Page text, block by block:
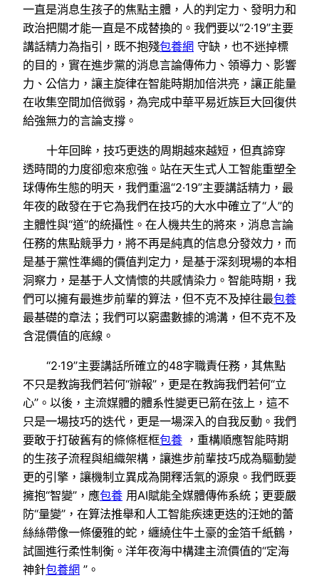
一直是消息生孩子的焦點主體，人的判定力、發明力和
政治把關才能一直是不成替換的。我們要以“2·19”主要
講話精力為指引，既不抱殘包養網 守缺，也不迷掉標
的目的，實在進步黨的消息言論傳佈力、領導力、影響
力、公信力，讓主旋律在智能時期加倍洪亮，讓正能量
在收集空間加倍微弱，為完成中華平易近族巨大回復供
給強無力的言論支撐。
十年回眸，技巧更迭的周期越來越短，但真諦穿
透時間的力度卻愈來愈強。站在天生式人工智能重塑全
球傳佈生態的明天，我們重溫“2·19”主要講話精力，最
年夜的啟發在于它為我們在技巧的大水中確立了“人”的
主體性與“道”的統攝性。在人機共生的將來，消息言論
任務的焦點競爭力，將不再是純真的信息分發效力，而
是基于黨性準繩的價值判定力，是基于深刻現場的本相
洞察力，是基于人文情懷的共感情染力。智能時期，我
們可以擁有最進步前輩的算法，但不克不及掉往最包養
最基礎的章法；我們可以窮盡數據的鴻溝，但不克不及
含混價值的底線。
“2·19”主要講話所確立的48字職責任務，其焦點
不只是教誨我們若何“辦報”，更是在教誨我們若何“立
心”。以後，主流媒體的體系性變更已箭在弦上，這不
只是一場技巧的迭代，更是一場深入的自我反動。我們
要敢于打破舊有的條條框框包養 ，重構順應智能時期
的生孩子流程與組織架構，讓進步前輩技巧成為驅動變
更的引擎，讓機制立異成為開釋活氣的源泉。我們既要
擁抱“智變”，應包養 用AI賦能全媒體傳佈系統；更要嚴
防“量變”，在算法推舉和人工智能疾速更迭的汪她的蕾
絲絲帶像一條優雅的蛇，纏繞住牛土豪的金箔千紙鶴，
試圖進行柔性制衡。洋年夜海中構建主流價值的“定海
神針包養網 ”。